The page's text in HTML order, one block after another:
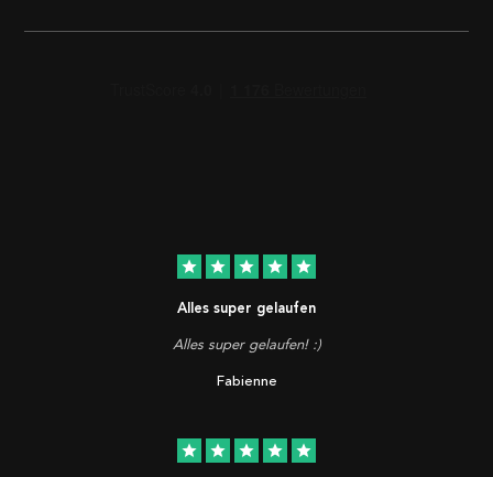
star star star star star
Alles super gelaufen
Alles super gelaufen! :)
Fabienne
star star star star star